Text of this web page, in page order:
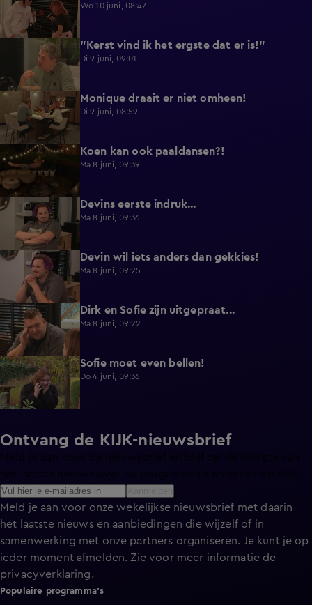
Wo 10 juni, 08:47
"Kerst vind ik het ergste dat er is!"
Di 9 juni, 09:01
0:29 Monique draait er niet omheen!
Di 9 juni, 08:59
0:38 Koen kan ook paaldansen?!
Ma 8 juni, 09:39
0:30 Devins eerste indruk...
Ma 8 juni, 09:36
0:25 Devin wil iets anders dan gekkies!
Ma 8 juni, 09:25
0:26 Dirk en Sofie zijn uitgepraat...
Ma 8 juni, 09:22
1:13 Sofie moet even bellen!
Do 4 juni, 09:36
Ontvang de KIJK-nieuwsbrief
Meld je aan voor onze wekelijkse nieuwsbrief met daarin
het laatste nieuws en aanbiedingen die wijzelf of in
samenwerking met onze partners organiseren. Je kunt je op
ieder moment afmelden. Zie voor meer informatie de
privacyverklaring.
Populaire programma's